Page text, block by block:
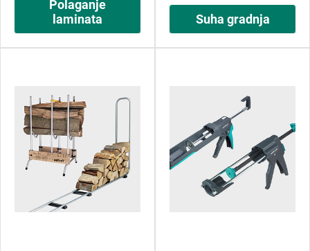
Polaganje
laminata
Suha gradnja